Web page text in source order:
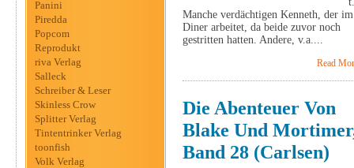
Panini
Piredda
Popcom
Reprodukt
riva Verlag
Salleck
Schreiber & Leser
Skinless Crow
Splitter Verlag
Tintentrinker Verlag
toonfish
Volk Verlag
Manche verdächtigen Kenneth, der im
Diner arbeitet, da beide zuvor noch
gestritten hatten. Andere, v.a....
Read
Die Abenteuer Von
Blake Und
Band 28 (Carlsen)